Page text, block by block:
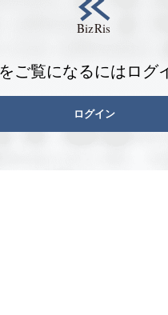
ご覧になるにはログ
ログイン